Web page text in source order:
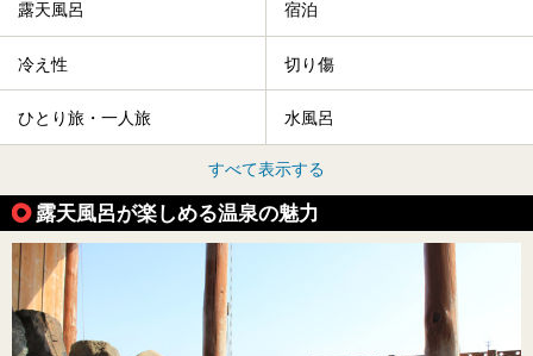
露天風呂 宿泊
冷え性 切り傷
ひとり旅・一人旅 水風呂
すべて表示する
露天風呂が楽しめる温泉の魅力